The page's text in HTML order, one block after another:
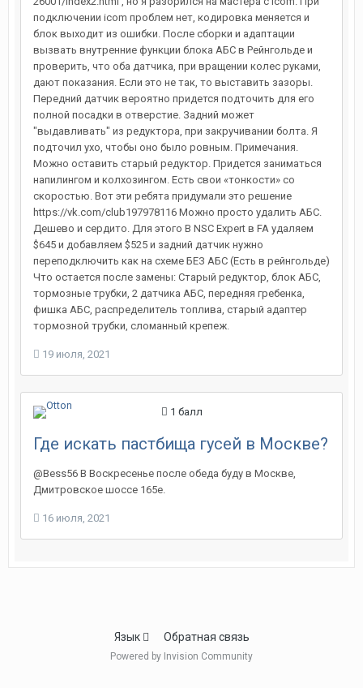
подключении icom проблем нет, кодировка меняется и
блок выходит из ошибки. После сборки и адаптации
вызвать внутренние функции блока АБС в Рейнгольде и
проверить, что оба датчика, при вращении колес руками,
дают показания. Если это не так, то выставить зазоры.
Передний датчик вероятно придется подточить для его
полной посадки в отверстие. Задний может
"выдавливать" из редуктора, при закручивании болта. Я
подточил ухо, чтобы оно было ровным. Примечания.
Можно оставить старый редуктор. Придется заниматься
напилингом и колхозингом. Есть свои «тонкости» со
скоростью. Вот эти ребята придумали это решение
https://vk.com/club197978116 Можно просто удалить АБС.
Дешево и сердито. Для этого В NSC Expert в FA удаляем
$645 и добавляем $525 и задний датчик нужно
переподключить как на схеме БЕЗ АБС (Есть в рейнгольде)
Что остается после замены: Старый редуктор, блок АБС,
тормозные трубки, 2 датчика АБС, передняя гребенка,
фишка АБС, распределитель топлива, старый адаптер
тормозной трубки, сломанный крепеж.
19 июля, 2021
1 балл
Где искать пастбища гусей в Москве?
@Bess56 В Воскресенье после обеда буду в Москве,
Дмитровское шоссе 165е.
16 июля, 2021
Язык Обратная связь
Powered by Invision Community